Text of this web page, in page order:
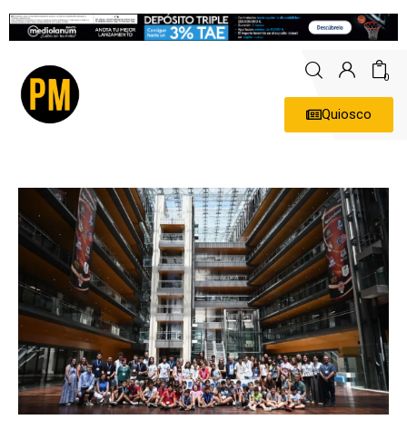
0
Quiosco
Economía
Empresas
Entrevistas
Expertos
Tecnología